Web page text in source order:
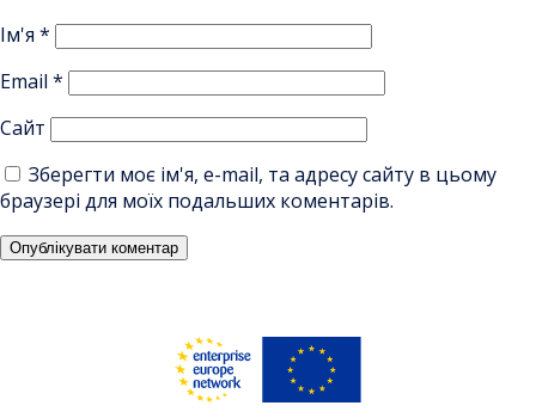
Ім'я *
Email *
Сайт
Зберегти моє ім'я, e-mail, та адресу сайту в цьому
браузері для моїх подальших коментарів.